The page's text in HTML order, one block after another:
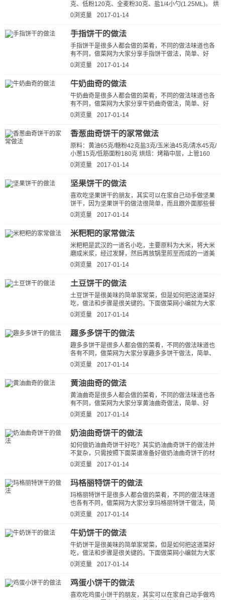
克、低粉120克、全麦粉30克、盐1/4小勺(1.25ML)。 烘
焙：烤箱中层，上下火180度，约12分...
0浏览量 2017-01-14
手指饼干的做法
手指饼干是很多人都会做的菜肴，不同的做法味道也各
有不同，做菜网为大家分享手指饼干做法，简单、好
吃、下饭。按这种方法做出的手指饼...
0浏览量 2017-01-14
牛奶曲奇的做法
牛奶曲奇是很多人都会做的菜肴，不同的做法味道也各
有不同，做菜网为大家分享牛奶曲奇做法，简单、好
吃、下饭。按这种方法做出的牛奶曲...
0浏览量 2017-01-14
香葱曲奇饼干的家常做法
原料：黄油65克/糖粉42克盐3克/玉米油45克/清水45克/
小葱15克/低筋面粉180克 烘焙：烤箱中层，上管160
度，下管130度，20分钟(根据自己的烤...
0浏览量 2017-01-14
坚果饼干的做法
喜欢吃坚果饼干的朋友，其实可以在家自己动手做坚果
饼干，因为坚果饼干的做法很简单，而且跟外面那些餐
馆做的坚果饼干比起来，自己做的坚...
0浏览量 2017-01-14
米粑粑的家常做法
米粑粑是武汉的一道名小吃，主要原料为大米，将大米
磨成米浆，经过发酵，然后再放锅里煎至而成的一道美
食，米粑粑外表呈金黄色，吃起来外焦里...
0浏览量 2017-01-14
土豆饼干的做法
土豆饼干是很美味的简单家常菜，但是如何把这道菜好
吃，做法和步骤是很关键的。下面做菜网小编就为大家
说说土豆饼干的做法步骤，看看土...
0浏览量 2017-01-14
趣多多饼干的做法
趣多多饼干是很多人都会做的菜肴，不同的做法味道也
各有不同，做菜网为大家分享趣多多饼干做法，简单、
好吃、下饭。按这种方法做出的趣...
0浏览量 2017-01-14
黄油曲奇的做法
黄油曲奇是很多人都会做的菜肴，不同的做法味道也各
有不同，做菜网为大家分享黄油曲奇做法，简单、好
吃、下饭。按这种方法做出的黄油曲...
0浏览量 2017-01-14
奶油曲奇饼干的做法
如何做奶油曲奇饼干好吃？其实奶油曲奇饼干的做法并
不复杂，只需按照下面菜谱准备好做奶油曲奇饼干的材
料、器具，然后按照步骤一步步来...
0浏览量 2017-01-14
玛格丽特饼干的做法
玛格丽特饼干是很多人都会做的菜肴，不同的做法味道
也各有不同，做菜网为大家分享玛格丽特饼干做法，简
单、好吃、下饭。按这种方法做出...
0浏览量 2017-01-14
牛奶饼干的做法
牛奶饼干是很美味的简单家常菜，但是如何把这道菜好
吃，做法和步骤是很关键的。下面做菜网小编就为大家
说说牛奶饼干的做法步骤，看看牛...
0浏览量 2017-01-14
鸡蛋小饼干的做法
喜欢吃鸡蛋小饼干的朋友，其实可以在家自己动手做鸡